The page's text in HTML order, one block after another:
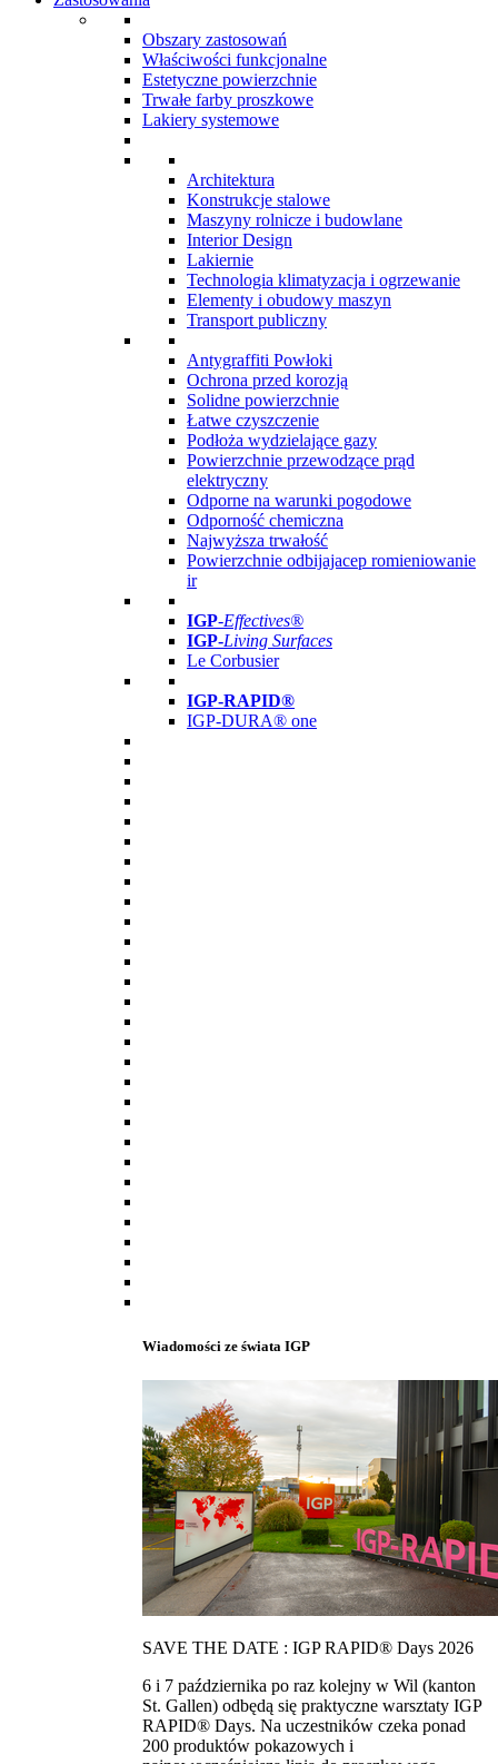
Obszary zastosowań
Właściwości funkcjonalne
Estetyczne powierzchnie
Trwałe farby proszkowe
Lakiery systemowe
Architektura
Konstrukcje stalowe
Maszyny rolnicze i budowlane
Interior Design
Lakiernie
Technologia klimatyzacja i ogrzewanie
Elementy i obudowy maszyn
Transport publiczny
Antygraffiti Powłoki
Ochrona przed korozją
Solidne powierzchnie
Łatwe czyszczenie
Podłoża wydzielające gazy
Powierzchnie przewodzące prąd
elektryczny
Odporne na warunki pogodowe
Odporność chemiczna
Najwyższa trwałość
Powierzchnie odbijajacep romieniowanie
ir
IGP-Effectives®
IGP-Living Surfaces
Le Corbusier
IGP-RAPID®
IGP-DURA® one
Wiadomości ze świata IGP
SAVE THE DATE : IGP RAPID® Days 2026
6 i 7 października po raz kolejny w Wil (kanton
St. Gallen) odbędą się praktyczne warsztaty IGP
RAPID® Days. Na uczestników czeka ponad
200 produktów pokazowych i